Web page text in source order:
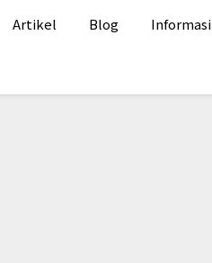
Artikel Blog Informasi